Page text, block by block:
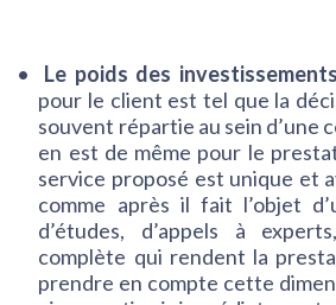
Le poids des
pour le client est tel que la
souvent répartie au sein d’une
en est de même pour le
service proposé est unique et
comme après il fait l’objet
d’études, d’appels à
complète qui rendent la
prendre en compte cette